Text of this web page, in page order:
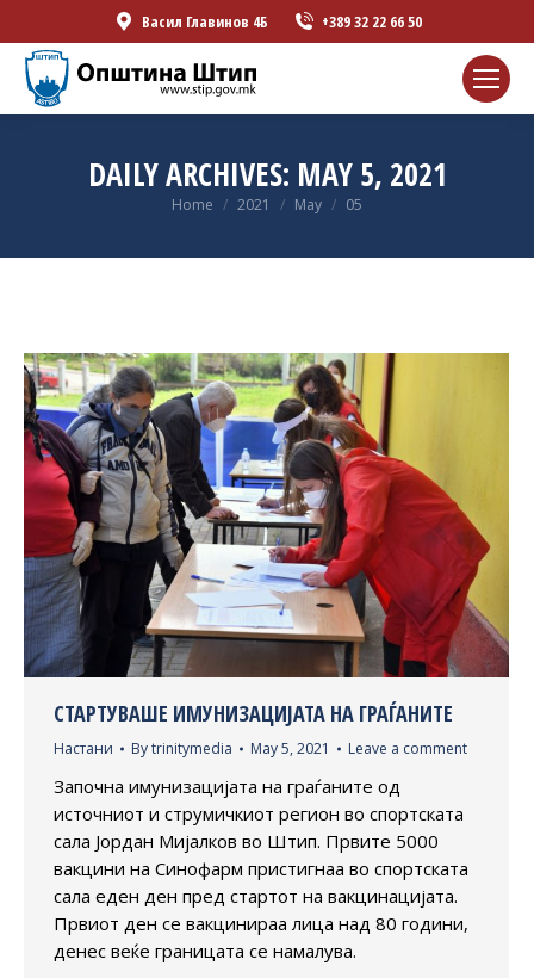
Васил Главинов 4Б +389 32 22 66 50
DAILY ARCHIVES: MAY 5, 2021
You are here:
Home 2021 May 05
СТАРТУВАШЕ ИМУНИЗАЦИЈАТА НА ГРАЃАНИТЕ
Настани Bytrinitymedia May 5, 2021 Leave a comment
Започна имунизацијата на граѓаните од
источниот и струмичкиот регион во спортската
сала Јордан Мијалков во Штип. Првите 5000
вакцини на Синофарм пристигнаа во спортската
сала еден ден пред стартот на вакцинацијата.
Првиот ден се вакцинираа лица над 80 години,
денес веќе границата се намалува.